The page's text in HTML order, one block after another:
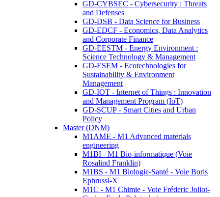
GD-CYBSEC - Cybersecurity : Threats
and Defenses
GD-DSB - Data Science for Business
GD-EDCF - Economics, Data Analytics
and Corporate Finance
GD-EESTM - Energy Environment :
Science Technology & Management
GD-ESEM - Ecotechnologies for
Sustainability & Environment
Management
GD-IOT - Internet of Things : Innovation
and Management Program (IoT)
GD-SCUP - Smart Cities and Urban
Policy
Master (DNM)
M1AME - M1 Advanced materials
engineering
M1BI - M1 Bio-informatique (Voie
Rosalind Franklin)
M1BS - M1 Biologie-Santé - Voie Boris
Ephrussi-X
M1C - M1 Chimie - Voie Fréderic Joliot-